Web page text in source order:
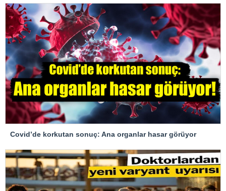
Covid’de korkutan sonuç: Ana organlar hasar görüyor